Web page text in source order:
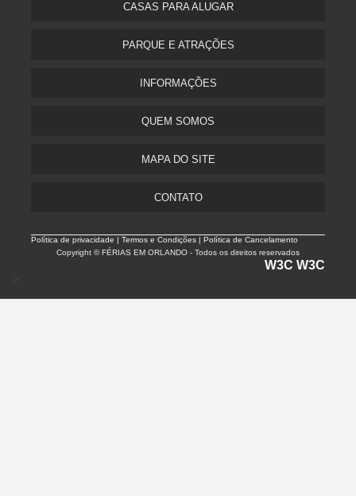
CASAS PARA ALUGAR
PARQUE E ATRAÇÕES
INFORMAÇÕES
QUEM SOMOS
MAPA DO SITE
CONTATO
Política de privacidade |Termos e Condições | Política de Cancelamento
Copyright © FÉRIAS EM ORLANDO - Todos os direitos reservados
W3C W3C